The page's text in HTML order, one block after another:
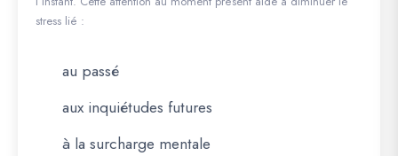
stress lié :
au passé
aux inquiétudes futures
à la surcharge mentale